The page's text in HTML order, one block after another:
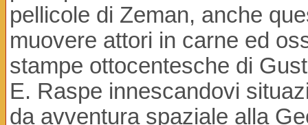
pellicole di Zeman, anche
muovere attori in carne ed
stampe ottocentesche di
E. Raspe innescandovi
da avventura spaziale alla